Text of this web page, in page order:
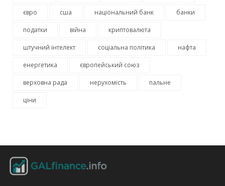
євро сша національний банк банки
податки війна криптовалюта
штучний інтелект соціальна політика нафта
енергетика європейський союз
верховна рада нерухомість пальне
ціни